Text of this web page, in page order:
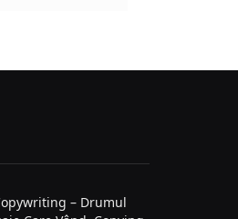
– Drumul